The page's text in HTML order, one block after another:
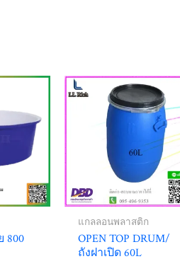
800
แกลลอนพลาสติก
OPEN TOP DRUM/
ถังฝาเปิด 60L